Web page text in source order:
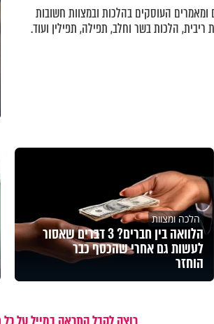
העוסקים בהלכות ובמצוות חשובות
ריבית, הלכות בשר וחלב, תפילה, תפילין ועוד.
הלכה ומצוות
הלוואה בין חברים? 3 דברים שאסור
לעשות גם אחרי שהכסף כבר
הוחזר